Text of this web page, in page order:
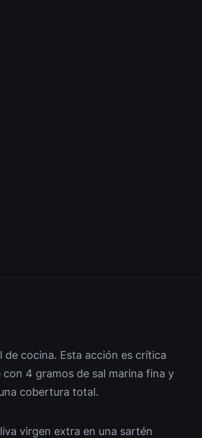
de cocina. Esta acción es crítica
4 gramos de sal marina fina y
cobertura total.
virgen extra en una sartén